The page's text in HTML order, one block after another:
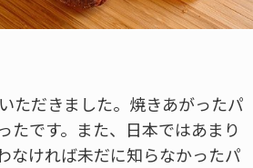
ただきました。焼きあがったパ
たです。また、日本ではあまり
なければ未だに知らなかったパ